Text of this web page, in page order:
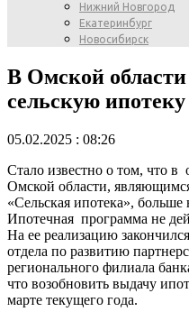
Нижний Новгород
Екатеринбург
Новосибирск
В Омской
сельскую ипотеку
05.02.2025 : 08:26
Стало известно о том, что в
Омской области,
«Сельская ипотека»,
Ипотечная программа не
На ее реализацию
отдела по развитию
регионального филиала
что возобновить выдачу
марте текущего года.